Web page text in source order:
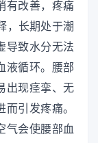
有改善，疼痛
，长期处于潮
导致水分无法
液循环。腰部
出现痉挛、无
引发疼痛。
气会使腰部血